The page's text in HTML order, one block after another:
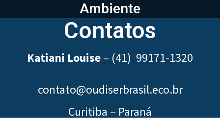
Ambiente
Contatos
Katiani Louise– (41) 99171-1320
contato@oudiserbrasil.eco.br
Curitiba – Paraná